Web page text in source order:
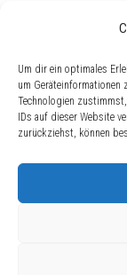
Um dir ein optimales
um Geräteinformationen
Technologien
IDs auf dieser Website
zurückziehst, können